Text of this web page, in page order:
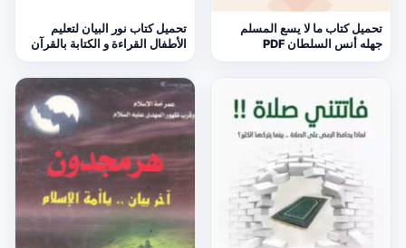
تحميل كتاب ما لا يسع المسلم
جهله أنس السلطان PDF
تحميل كتاب نور البيان لتعليم
الأطفال القراءة و الكتابة بالقرآن